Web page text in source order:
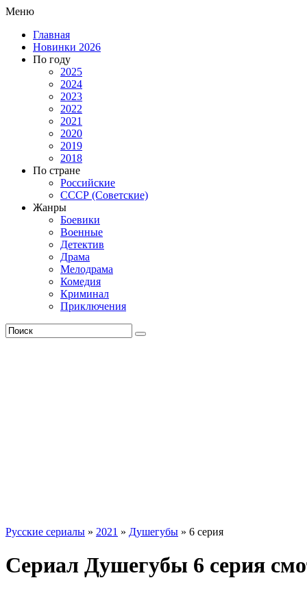
Меню
Главная
Новинки 2026
По году
2025
2024
2023
2022
2021
2020
2019
2018
По стране
Российские
СССР (Советские)
Жанры
Боевики
Военные
Детектив
Драма
Мелодрама
Комедия
Криминал
Приключения
Русские сериалы » 2021 » Душегубы » 6 серия
Сериал Душегубы 6 серия